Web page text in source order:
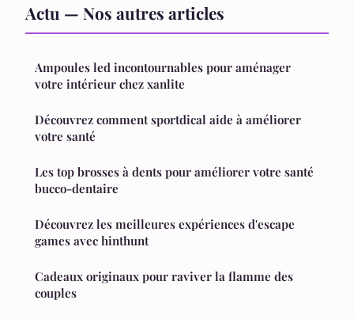
Actu — Nos autres articles
Ampoules led incontournables pour aménager
votre intérieur chez xanlite
Découvrez comment sportdical aide à améliorer
votre santé
Les top brosses à dents pour améliorer votre santé
bucco-dentaire
Découvrez les meilleures expériences d'escape
games avec hinthunt
Cadeaux originaux pour raviver la flamme des
couples